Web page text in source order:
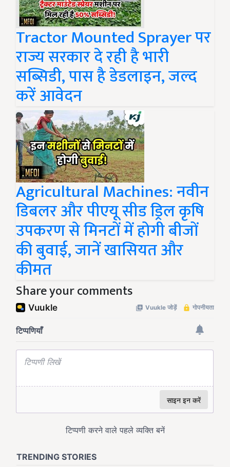
Tractor Mounted Sprayer पर
राज्य सरकार दे रही है भारी
सब्सिडी, पास है डेडलाइन, जल्द
करें आवेदन
Agricultural Machines: नवीन
डिबलर और पीएयू सीड ड्रिल कृषि
उपकरण से मिनटों में होगी बीजों
की बुवाई, जानें खासियत और
कीमत
Share your comments